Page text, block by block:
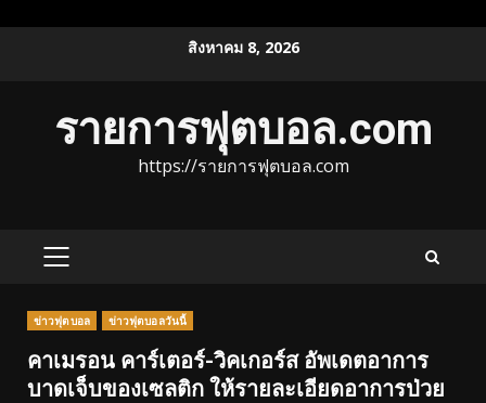
สิงหาคม 8, 2026
รายการฟุตบอล.com
https://รายการฟุตบอล.com
PRIMARY
ข่าวฟุตบอล ข่าวฟุตบอลวันนี้
คาเมรอน คาร์เตอร์-วิคเกอร์ส อัพเดตอาการ
บาดเจ็บของเซลติก ให้รายละเอียดอาการป่วย